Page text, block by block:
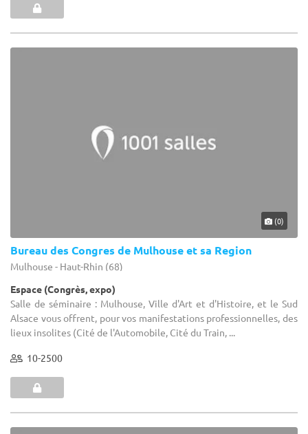
(0)
Bureau des Congres de Mulhouse et sa Region
Mulhouse - Haut-Rhin (68)
Espace (Congrès, expo)
Salle de séminaire : Mulhouse, Ville d'Art et d'Histoire, et le Sud
Alsace vous offrent, pour vos manifestations professionnelles, des
lieux insolites (Cité de l'Automobile, Cité du Train, ...
10-2500